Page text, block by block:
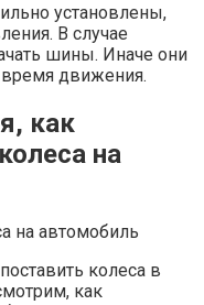
установлены,
В случае
шины. Иначе они
время движения.
как
на
колеса в
как